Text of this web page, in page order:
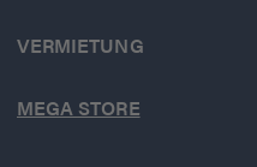
VERMIETUNG
MEGA STORE